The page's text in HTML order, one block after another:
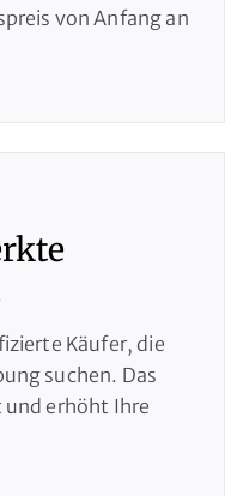
von Anfang an
Käufer, die
suchen. Das
erhöht Ihre